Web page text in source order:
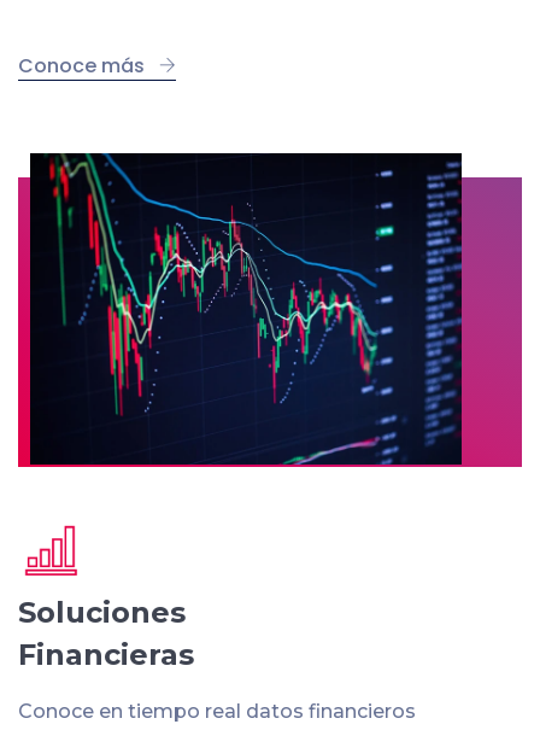
Conoce más
Soluciones
Financieras
Conoce en tiempo real datos financieros